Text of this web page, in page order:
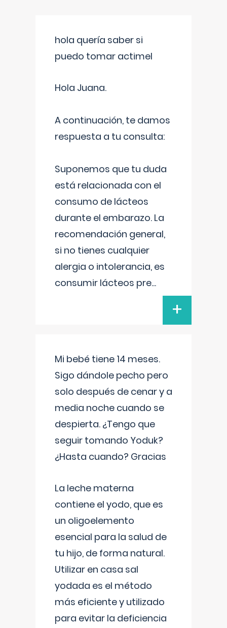
hola quería saber si
puedo tomar actimel
Hola Juana.
A continuación, te damos
respuesta a tu consulta:
Suponemos que tu duda
está relacionada con el
consumo de lácteos
durante el embarazo. La
recomendación general,
si no tienes cualquier
alergia o intolerancia, es
consumir lácteos pre...
+
Mi bebé tiene 14 meses.
Sigo dándole pecho pero
solo después de cenar y a
media noche cuando se
despierta. ¿Tengo que
seguir tomando Yoduk?
¿Hasta cuando? Gracias
La leche materna
contiene el yodo, que es
un oligoelemento
esencial para la salud de
tu hijo, de forma natural.
Utilizar en casa sal
yodada es el método
más eficiente y utilizado
para evitar la deficiencia